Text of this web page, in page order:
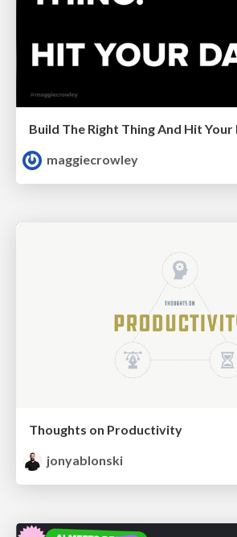
Build The Right Thing And Hit Your
maggiecrowley
Thoughts on Productivity
jonyablonski